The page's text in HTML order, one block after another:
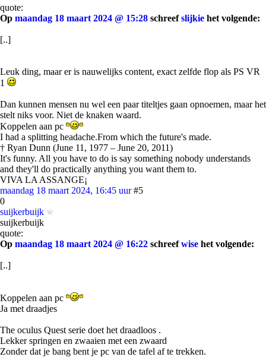
quote:
Op maandag 18 maart 2024 @ 15:28 schreefslijkie het volgende:
[..]
Leuk ding, maar er is nauwelijks content, exact zelfde flop als PS VR
1
Dan kunnen mensen nu wel een paar titeltjes gaan opnoemen, maar het
stelt niks voor. Niet de knaken waard.
Koppelen aan pc
I had a splitting headache.From which the future's made.
† Ryan Dunn (June 11, 1977 – June 20, 2011)
It's funny. All you have to do is say something nobody understands
and they'll do practically anything you want them to.
VIVA LA ASSANGE¡
maandag 18 maart 2024, 16:45 uur #5
0
suijkerbuijk
suijkerbuijk
quote:
Op maandag 18 maart 2024 @ 16:22 schreefwise het volgende:
[..]
Koppelen aan pc
Ja met draadjes
The oculus Quest serie doet het draadloos .
Lekker springen en zwaaien met een zwaard
Zonder dat je bang bent je pc van de tafel af te trekken.